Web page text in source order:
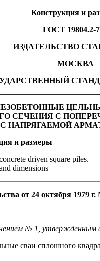
Конструкция и
ГОСТ 19804.2-
ИЗДАТЕЛЬСТВО
МОСКВА
СЕЧЕНИЯ С
НАПРЯГАЕМОЙ
и размеры
driven square piles.
dimensions
от 24 октября 1979
№ 1,
сваи сплошного